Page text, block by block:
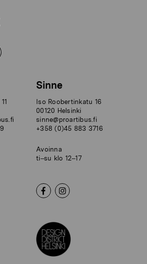
Sinne
Iso Roobertinkatu 16
00120 Helsinki
sinne@proartibus.fi
+358 (0)45 883 3716
Avoinna
ti–su klo 12–17